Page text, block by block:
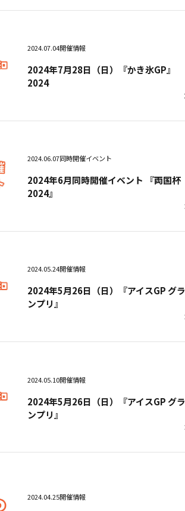
2024.07.04開催情報
2024年7月28日（日）『かき氷GP』
2024
2024.06.07同時開催イベント
2024年6月同時開催イベント 『両国杯
2024』
2024.05.24開催情報
2024年5月26日（日）『アイスGP グラ
ンプリ』
2024.05.10開催情報
2024年5月26日（日）『アイスGP グラ
ンプリ』
2024.04.25開催情報